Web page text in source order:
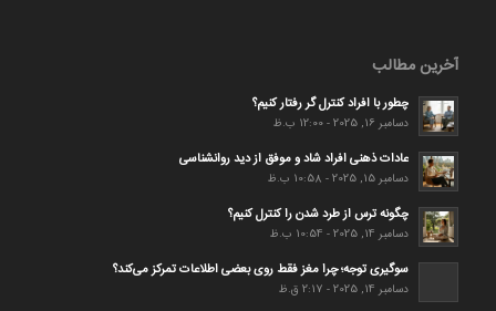
آخرین مطالب
چطور با افراد کنترل گر رفتار کنیم؟
دسامبر 16, 2025 - 12:00 ب.ظ
عادات ذهنی افراد شاد و موفق از دید روانشناسی
دسامبر 15, 2025 - 10:58 ب.ظ
چگونه ترس از طرد شدن را کنترل کنیم؟
دسامبر 14, 2025 - 10:54 ب.ظ
سوگیری توجه؛ چرا مغز فقط روی بعضی اطلاعات تمرکز می‌کند؟
دسامبر 14, 2025 - 2:17 ق.ظ